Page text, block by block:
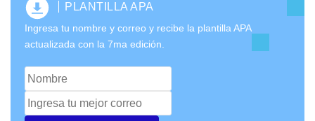
PLANTILLA APA
Ingresa tu nombre y correo y recibe la plantilla APA
actualizada con la 7ma edición.